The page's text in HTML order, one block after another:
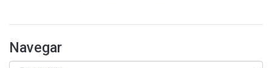
Navegar